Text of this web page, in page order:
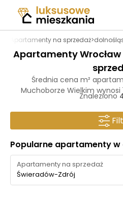
Apartamenty na sprzedaż>
Apartamenty
Średnia cena m²
Muchoborze Wielkim wynosi
Znaleziono
Popularne apartamenty
Apartamenty na sprzedaż
Świeradów-Zdrój